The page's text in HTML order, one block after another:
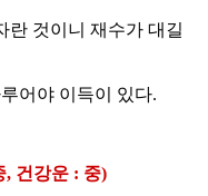
란 것이니 재수가 대길
어야 이득이 있다.
건강운 : 중)